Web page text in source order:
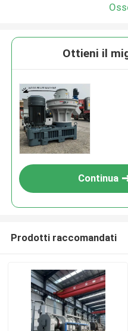
Ottieni il
Continua
Prodotti raccomandati